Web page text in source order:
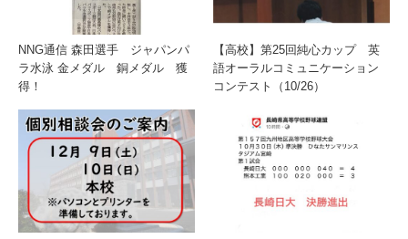
NNG通信 森田選手 ジャパンパ
ラ水泳 金メダル 銅メダル 獲
得！
【高校】第25回純心カップ 英
語オーラルコミュニケーション
コンテスト（10/26）